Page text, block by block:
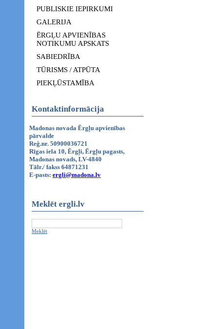
PUBLISKIE IEPIRKUMI
GALERIJA
ĒRGĻU APVIENĪBAS
NOTIKUMU APSKATS
SABIEDRĪBA
TŪRISMS / ATPŪTA
PIEKĻŪSTAMĪBA
Kontaktinformācija
Madonas novada Ērgļu apvienības
pārvalde
Reģ.nr. 50900036721
Rīgas iela 10, Ērgļi, Ērgļu pagasts,
Madonas novads, LV-4840
Tālr./ fakss 64871231
E-pasts: ergli@madona.lv
Meklēt ergli.lv
Meklēt